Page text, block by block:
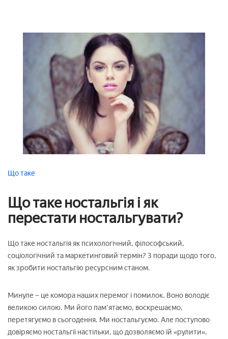
Що таке
Що таке ностальгія і як
перестати ностальгувати?
Що таке ностальгія як психологічний, філософський,
соціологічний та маркетинговий термін? 3 поради щодо того,
як зробити ностальгію ресурсним станом.
Минуле – це комора наших перемог і помилок. Воно володіє
великою силою. Ми його пам'ятаємо, воскрешаємо,
перетягуємо в сьогодення. Ми ностальгуємо. Але поступово
довіряємо ностальгії настільки, що дозволяємо їй «рулити».